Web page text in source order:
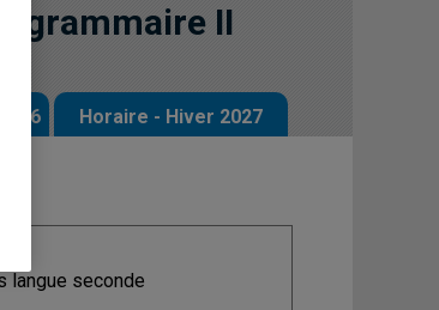
grammaire II
Horaire - Hiver 2027
langue seconde